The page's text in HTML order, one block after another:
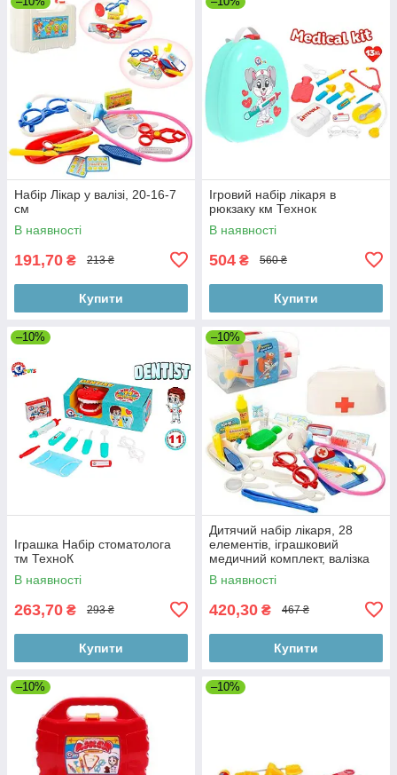
Набір Лікар у валізі, 20-16-7
см
В наявності
191,70 ₴ 213 ₴
Купити
Ігровий набір лікаря в
рюкзаку км Технок
В наявності
504 ₴ 560 ₴
Купити
–10%
Іграшка Набір стоматолога
тм ТехноК
В наявності
263,70 ₴ 293 ₴
Купити
–10%
Дитячий набір лікаря, 28
елементів, іграшковий
медичний комплект, валізка
входить
В наявності
420,30 ₴ 467 ₴
Купити
–10% –10%